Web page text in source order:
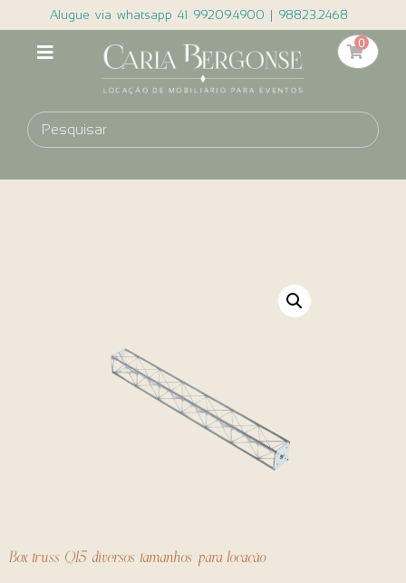
Alugue via whatsapp 41 99209.4900 | 98823.2468
0
Box truss Q15 diversos tamanhos para locação